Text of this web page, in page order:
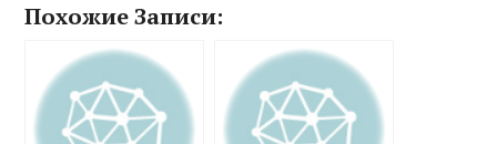
Похожие Записи: